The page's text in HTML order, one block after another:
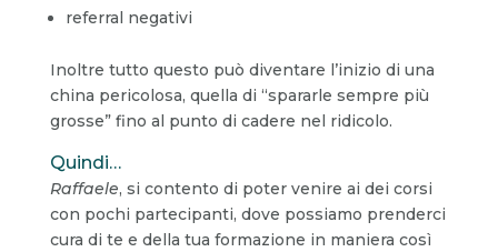
referral negativi
Inoltre tutto questo può diventare l’inizio di una
china pericolosa, quella di “spararle sempre più
grosse” fino al punto di cadere nel ridicolo.
Quindi…
Raffaele, si contento di poter venire ai dei corsi
con pochi partecipanti, dove possiamo prenderci
cura di te e della tua formazione in maniera così